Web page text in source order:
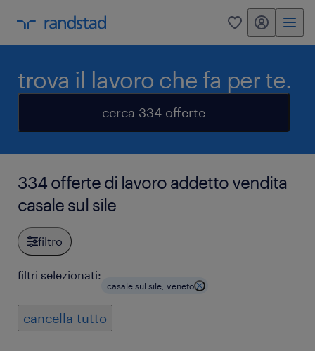
0 my randstad
trova il lavoro che fa per te.
cerca 334 offerte
334 offerte di lavoro addetto vendita
casale sul sile
filtro
filtri selezionati:
casale sul sile, veneto
cancella tutto